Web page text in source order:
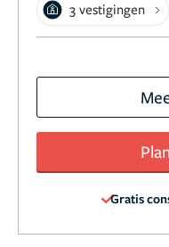
3 vestigingen
Gratis